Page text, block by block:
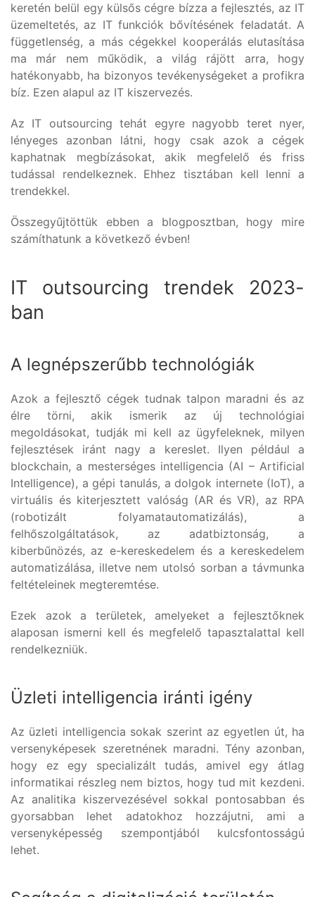
keretén belül egy külsős cégre bízza a fejlesztés, az IT
üzemeltetés, az IT funkciók bővítésének feladatát. A
függetlenség, a más cégekkel kooperálás elutasítása
ma már nem működik, a világ rájött arra, hogy
hatékonyabb, ha bizonyos tevékenységeket a profikra
bíz. Ezen alapul az IT kiszervezés.
Az IT outsourcing tehát egyre nagyobb teret nyer,
lényeges azonban látni, hogy csak azok a cégek
kaphatnak megbízásokat, akik megfelelő és friss
tudással rendelkeznek. Ehhez tisztában kell lenni a
trendekkel.
Összegyűjtöttük ebben a blogposztban, hogy mire
számíthatunk a következő évben!
IT outsourcing trendek 2023-
ban
A legnépszerűbb technológiák
Azok a fejlesztő cégek tudnak talpon maradni és az
élre törni, akik ismerik az új technológiai
megoldásokat, tudják mi kell az ügyfeleknek, milyen
fejlesztések iránt nagy a kereslet. Ilyen például a
blockchain, a mesterséges intelligencia (AI – Artificial
Intelligence), a gépi tanulás, a dolgok internete (IoT), a
virtuális és kiterjesztett valóság (AR és VR), az RPA
(robotizált folyamatautomatizálás), a
felhőszolgáltatások, az adatbiztonság, a
kiberbűnözés, az e-kereskedelem és a kereskedelem
automatizálása, illetve nem utolsó sorban a távmunka
feltételeinek megteremtése.
Ezek azok a területek, amelyeket a fejlesztőknek
alaposan ismerni kell és megfelelő tapasztalattal kell
rendelkezniük.
Üzleti intelligencia iránti igény
Az üzleti intelligencia sokak szerint az egyetlen út, ha
versenyképesek szeretnének maradni. Tény azonban,
hogy ez egy specializált tudás, amivel egy átlag
informatikai részleg nem biztos, hogy tud mit kezdeni.
Az analitika kiszervezésével sokkal pontosabban és
gyorsabban lehet adatokhoz hozzájutni, ami a
versenyképesség szempontjából kulcsfontosságú
lehet.